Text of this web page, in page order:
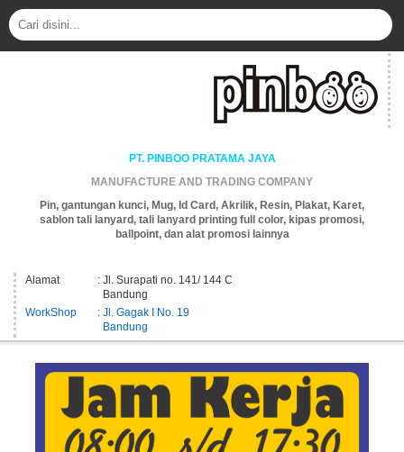
PT. PINBOO PRATAMA JAYA
MANUFACTURE AND TRADING COMPANY
Pin, gantungan kunci, Mug, Id Card, Akrilik, Resin, Plakat, Karet,
sablon tali lanyard, tali lanyard printing full color, kipas promosi,
ballpoint, dan alat promosi lainnya
Alamat
: Jl. Surapati no. 141/ 144 C
Bandung
WorkShop
: Jl. Gagak I No. 19
Bandung